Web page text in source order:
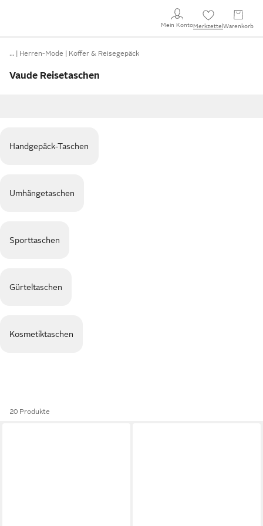
Mein KontoMerkzettel Warenkorb
… Herren-Mode Koffer & Reisegepäck
Vaude Reisetaschen
Handgepäck-Taschen
Umhängetaschen
Sporttaschen
Gürteltaschen
Kosmetiktaschen
20 Produkte